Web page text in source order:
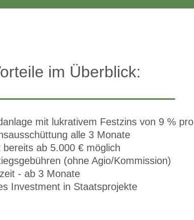
im Überblick:
mit lukrativem Festzins von 9 % pro
alle 3 Monate
bereits ab 5.000 € möglich
(ohne Agio/Kommission)
- ab 3 Monate
Investment in Staatsprojekte